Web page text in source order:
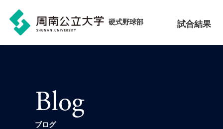
硬式野球部 試合結果
Blog
ブログ